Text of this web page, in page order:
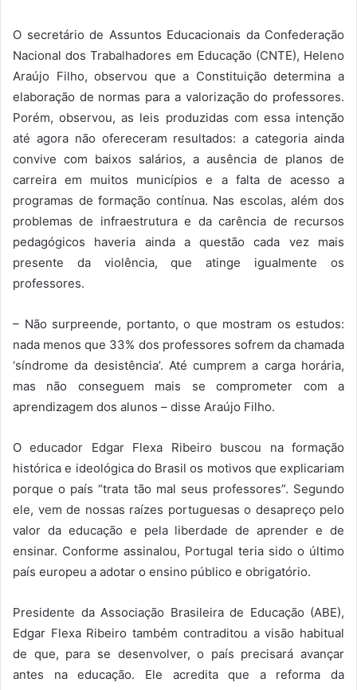
O secretário de Assuntos Educacionais da Confederação
Nacional dos Trabalhadores em Educação (CNTE), Heleno
Araújo Filho, observou que a Constituição determina a
elaboração de normas para a valorização do professores.
Porém, observou, as leis produzidas com essa intenção
até agora não ofereceram resultados: a categoria ainda
convive com baixos salários, a ausência de planos de
carreira em muitos municípios e a falta de acesso a
programas de formação contínua. Nas escolas, além dos
problemas de infraestrutura e da carência de recursos
pedagógicos haveria ainda a questão cada vez mais
presente da violência, que atinge igualmente os
professores.
– Não surpreende, portanto, o que mostram os estudos:
nada menos que 33% dos professores sofrem da chamada
‘síndrome da desistência’. Até cumprem a carga horária,
mas não conseguem mais se comprometer com a
aprendizagem dos alunos – disse Araújo Filho.
O educador Edgar Flexa Ribeiro buscou na formação
histórica e ideológica do Brasil os motivos que explicariam
porque o país “trata tão mal seus professores”. Segundo
ele, vem de nossas raízes portuguesas o desapreço pelo
valor da educação e pela liberdade de aprender e de
ensinar. Conforme assinalou, Portugal teria sido o último
país europeu a adotar o ensino público e obrigatório.
Presidente da Associação Brasileira de Educação (ABE),
Edgar Flexa Ribeiro também contraditou a visão habitual
de que, para se desenvolver, o país precisará avançar
antes na educação. Ele acredita que a reforma da